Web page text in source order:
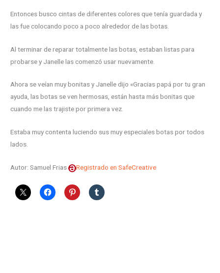
Entonces busco cintas de diferentes colores que tenía guardada y
las fue colocando poco a poco alrededor de las botas.
Al terminar de reparar totalmente las botas, estaban listas para
probarse y Janelle las comenzó usar nuevamente.
Ahora se veían muy bonitas y Janelle dijo «Gracias papá por tu gran
ayuda, las botas se ven hermosas, están hasta más bonitas que
cuando me las trajiste por primera vez.
Estaba muy contenta luciendo sus muy especiales botas por todos
lados.
Autor: Samuel Frias Registrado en SafeCreative